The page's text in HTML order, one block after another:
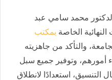
محمد سامي عبد
النهائية الخاصة بمكتب
والتأكد من جاهزيته
أمورهم، وتوفير جميع سبل
التنسيق، استعدادًا لانطلاق